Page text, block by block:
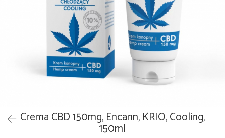
Crema CBD 150mg, Encann, KRIO, Cooling,
150ml